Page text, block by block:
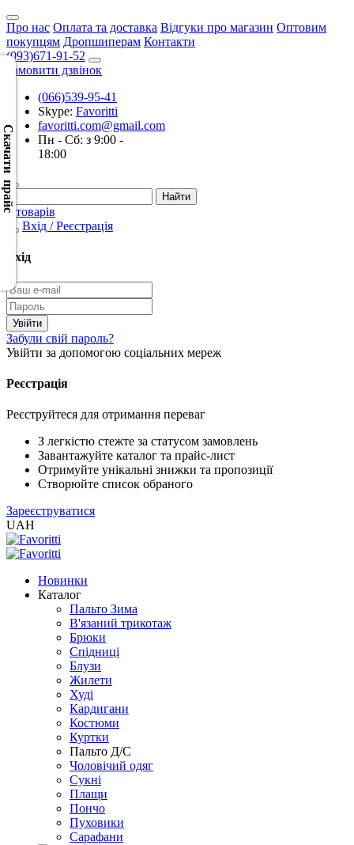
Про нас Оплата та доставка Відгуки про магазин Оптовим
покупцям Дропшиперам Контакти
(093)671-91-52
Замовити дзвінок
(066)539-95-41
Skype: Favoritti
favoritti.com@gmail.com
Пн - Сб: з 9:00 -
18:00
0 товарів
Вхід / Реєстрація
Вхід
Забули свій пароль?
Увійти за допомогою соціальних мереж
Реєстрація
Реєструйтеся для отримання переваг
З легкістю стежте за статусом замовлень
Завантажуйте каталог та прайс-лист
Отримуйте унікальні знижки та пропозиції
Створюйте список обраного
Зареєструватися
UAH
Новинки
Каталог
Пальто Зима
В'язаний трикотаж
Брюки
Спідниці
Блузи
Жилети
Худі
Кардигани
Костюми
Куртки
Пальто Д/С
Чоловічий одяг
Сукні
Плащи
Пончо
Пуховики
Сарафани
Скачати прайс
Скачать
XML
(Розн.)
Скачать
XML
(Опт)
CSV
Скачать
CSV
(Опт)
XLS
EXCEL
(Розн.)
XLS
EXCEL
2005
(Опт)
XLSX